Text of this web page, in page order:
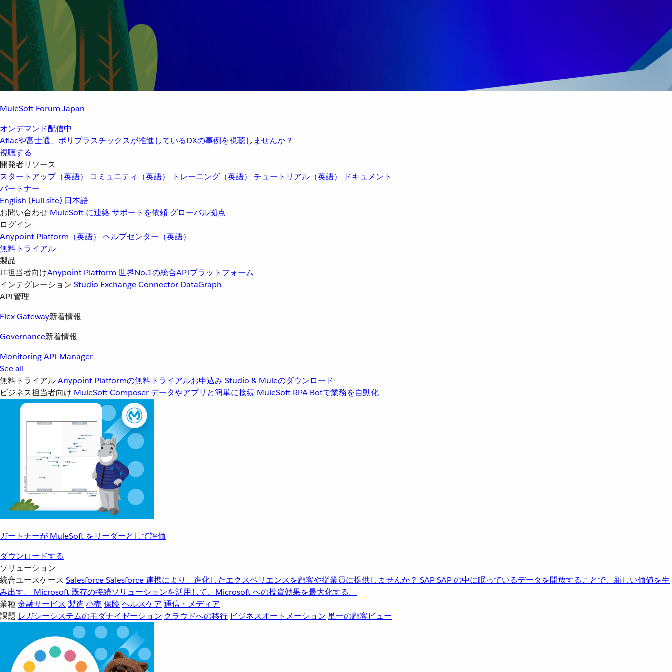
MuleSoft Forum Japan
オンデマンド配信中
Aflacや富士通、ポリプラスチックスが推進しているDXの事例を視聴しませんか？
視聴する
開発者リソース
スタートアップ（英語）
コミュニティ（英語） トレーニング（英語） チュートリアル（英語）
ドキュメント
パートナー
English (Full site) 日本語
お問い合わせ MuleSoft に連絡サポートを依頼 グローバル拠点
ログイン
Anypoint Platform（英語） ヘルプセンター（英語）
無料トライアル
製品
IT担当者向けAnypoint Platform 世界No.1の統合APIプラットフォーム
インテグレーション Studio ExchangeConnector DataGraph
API管理
Flex Gateway新着情報
Governance新着情報
MonitoringAPI Manager
See all
無料トライアルAnypoint Platformの無料トライアルお申込み Studio & Muleのダウンロード
ビジネス担当者向け MuleSoft Composer データやアプリと簡単に接続 MuleSoft RPA Botで業務を自動化
ガートナーが MuleSoft をリーダーとして評価
ダウンロードする
ソリューション
統合ユースケース SalesforceSalesforce 連携により、進化したエクスペリエンスを顧客や従業員に提供しませんか？ SAPSAP の中に眠っているデータを開放することで、新しい価値を生
み出す。
Microsoft 既存の接続ソリューションを活用して、Microsoft への投資効果を最大化する。
業種金融サービス 製造 小売 保険 ヘルスケア 通信・メディア
課題 レガシーシステムのモダナイゼーション クラウドへの移行 ビジネスオートメーション 単一の顧客ビュー